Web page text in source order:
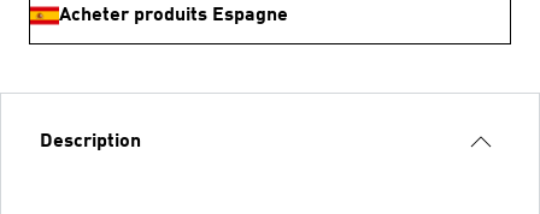
Acheter produits Espagne
Description